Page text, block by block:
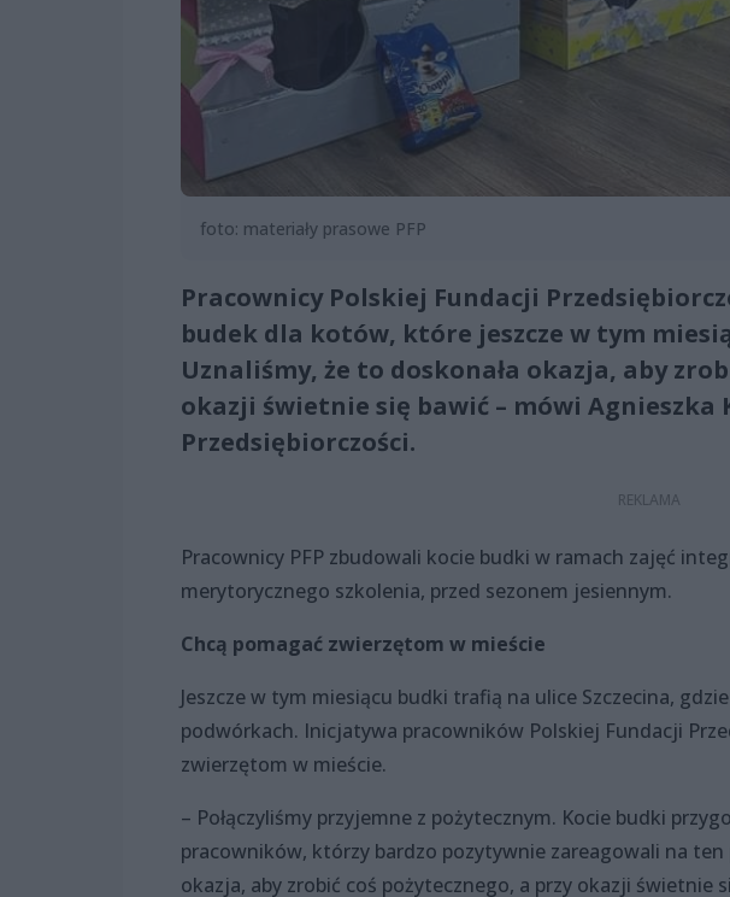
foto: materiały prasowe PFP
Pracownicy Polskiej Fundacji
budek dla kotów, które jeszcze w tym
Uznaliśmy, że to doskonała okazja, aby
okazji świetnie się bawić – mówi Agnieszka
Przedsiębiorczości.
Pracownicy PFP zbudowali kocie budki w ramach zajęć
merytorycznego szkolenia, przed sezonem jesiennym.
Chcą pomagać zwierzętom w mieście
Jeszcze w tym miesiącu budki trafią na ulice Szczecina,
podwórkach. Inicjatywa pracowników Polskiej Fundacji
zwierzętom w mieście.
– Połączyliśmy przyjemne z pożytecznym. Kocie budki
pracowników, którzy bardzo pozytywnie zareagowali na ten
okazja, aby zrobić coś pożytecznego, a przy okazji świetnie